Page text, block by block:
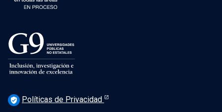
verified_user Políticas de Privacidad